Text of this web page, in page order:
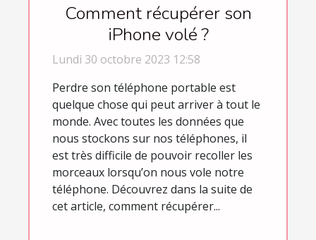
Comment récupérer son
iPhone volé ?
Lundi 30 octobre 2023 12:58
Perdre son téléphone portable est
quelque chose qui peut arriver à tout le
monde. Avec toutes les données que
nous stockons sur nos téléphones, il
est très difficile de pouvoir recoller les
morceaux lorsqu’on nous vole notre
téléphone. Découvrez dans la suite de
cet article, comment récupérer...